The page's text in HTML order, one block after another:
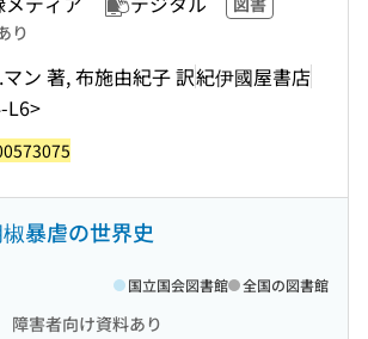
り
ン 著, 布施由紀子 訳紀伊國屋書店
L6>
暴虐の世界史
障害者向け資料あり
国立国会図書館 全国の図書館